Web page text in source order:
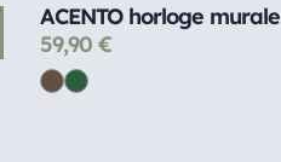
ACENTO horloge murale
59,90 €